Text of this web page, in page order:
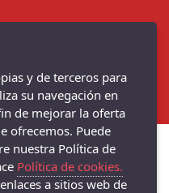
y de terceros para
su navegación en
de mejorar la oferta
ofrecemos. Puede
nuestra Política de
Política de cookies.
a sitios web de